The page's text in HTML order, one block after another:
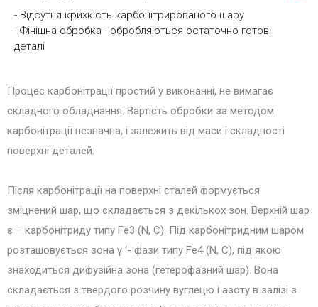
- Відсутня крихкість карбонітрированого шару
- Фінішна обробка - обробляються остаточно готові
деталі
Процес карбонітрації простий у виконанні, не вимагає
складного обладнання. Вартість обробки за методом
карбонітрації незначна, і залежить від маси і складності
поверхні деталей.
Після карбонітрації на поверхні сталей формується
зміцнений шар, що складається з декількох зон. Верхній шар
ε – карбонітриду типу Fe3 (N, C). Під карбонітридним шаром
розташовується зона γ ‘- фази типу Fe4 (N, C), під якою
знаходиться дифузійна зона (гетерофазний шар). Вона
складається з твердого розчину вуглецю і азоту в залізі з